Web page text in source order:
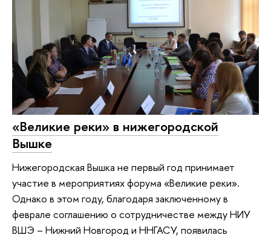
«Великие реки» в нижегородской
Вышке
Нижегородская Вышка не первый год принимает
участие в мероприятиях форума «Великие реки».
Однако в этом году, благодаря заключенному в
феврале соглашению о сотрудничестве между НИУ
ВШЭ – Нижний Новгород и ННГАСУ, появилась